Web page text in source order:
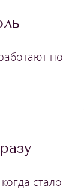
по
стало